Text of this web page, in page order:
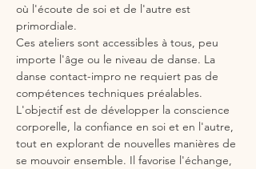
où l'écoute de soi et de l'autre est
primordiale.
Ces ateliers sont accessibles à tous, peu
importe l'âge ou le niveau de danse. La
danse contact-impro ne requiert pas de
compétences techniques préalables.
L'objectif est de développer la conscience
corporelle, la confiance en soi et en l'autre,
tout en explorant de nouvelles manières de
se mouvoir ensemble. Il favorise l'échange,